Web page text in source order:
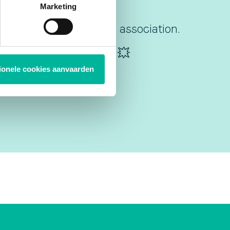
Marketing
cookies aanvaarden
briller votre club ou association.
votre boîte mail ! 💥